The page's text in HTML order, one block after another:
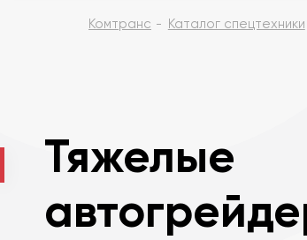
Комтранс Каталог спецтехники
Тяжелые